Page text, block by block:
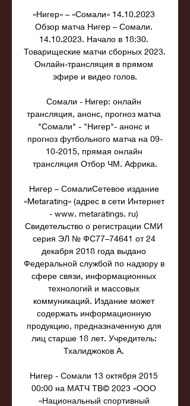
«Нигер» – «Сомали» 14.10.2023
Обзор матча Нигер – Сомали.
14.10.2023. Начало в 18:30.
Товарищеские матчи сборных 2023.
Онлайн-трансляция в прямом
эфире и видео голов.
Сомали - Нигер: онлайн
трансляция, анонс, прогноз матча
"Сомали" - "Нигер"- анонс и
прогноз футбольного матча на 09-
10-2015, прямая онлайн
трансляция Отбор ЧМ. Африка.
Нигер – СомалиСетевое издание
«Metarating» (адрес в сети Интернет
- www. metaratings. ru)
Свидетельство о регистрации СМИ
серия ЭЛ № ФС77–74641 от 24
декабря 2018 года выдано
Федеральной службой по надзору в
сфере связи, информационных
технологий и массовых
коммуникаций. Издание может
содержать информационную
продукцию, предназначенную для
лиц старше 18 лет. Учредитель:
Тхалиджоков А.
Нигер - Сомали 13 октября 2015
00:00 на МАТЧ ТВ© 2023 «ООО
«Национальный спортивный